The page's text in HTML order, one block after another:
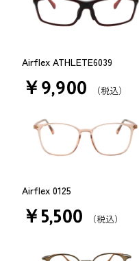
Airflex ATHLETE6039
￥9,900 （税込）
Airflex 0125
￥5,500 （税込）